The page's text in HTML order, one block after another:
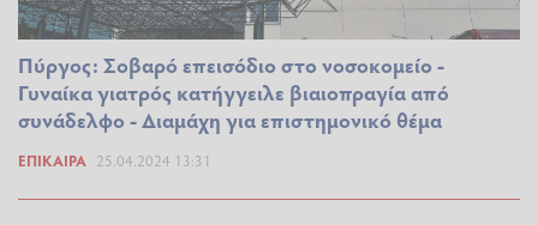
Πύργος: Σοβαρό επεισόδιο στο νοσοκομείο -
Γυναίκα γιατρός κατήγγειλε βιαιοπραγία από
συνάδελφο - Διαμάχη για επιστημονικό θέμα
ΕΠΊΚΑΙΡΑ 25.04.2024 13:31